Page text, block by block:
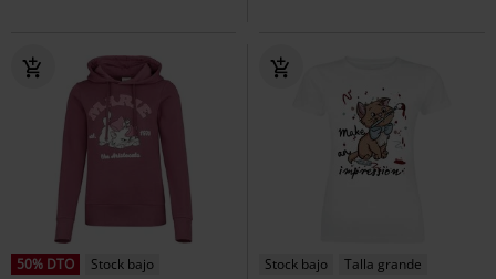
50% DTO
Stock bajo
Stock bajo Talla grande